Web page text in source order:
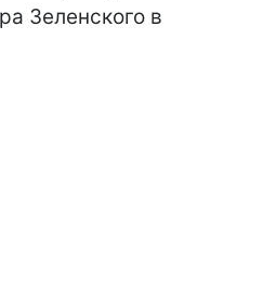
Зеленского в